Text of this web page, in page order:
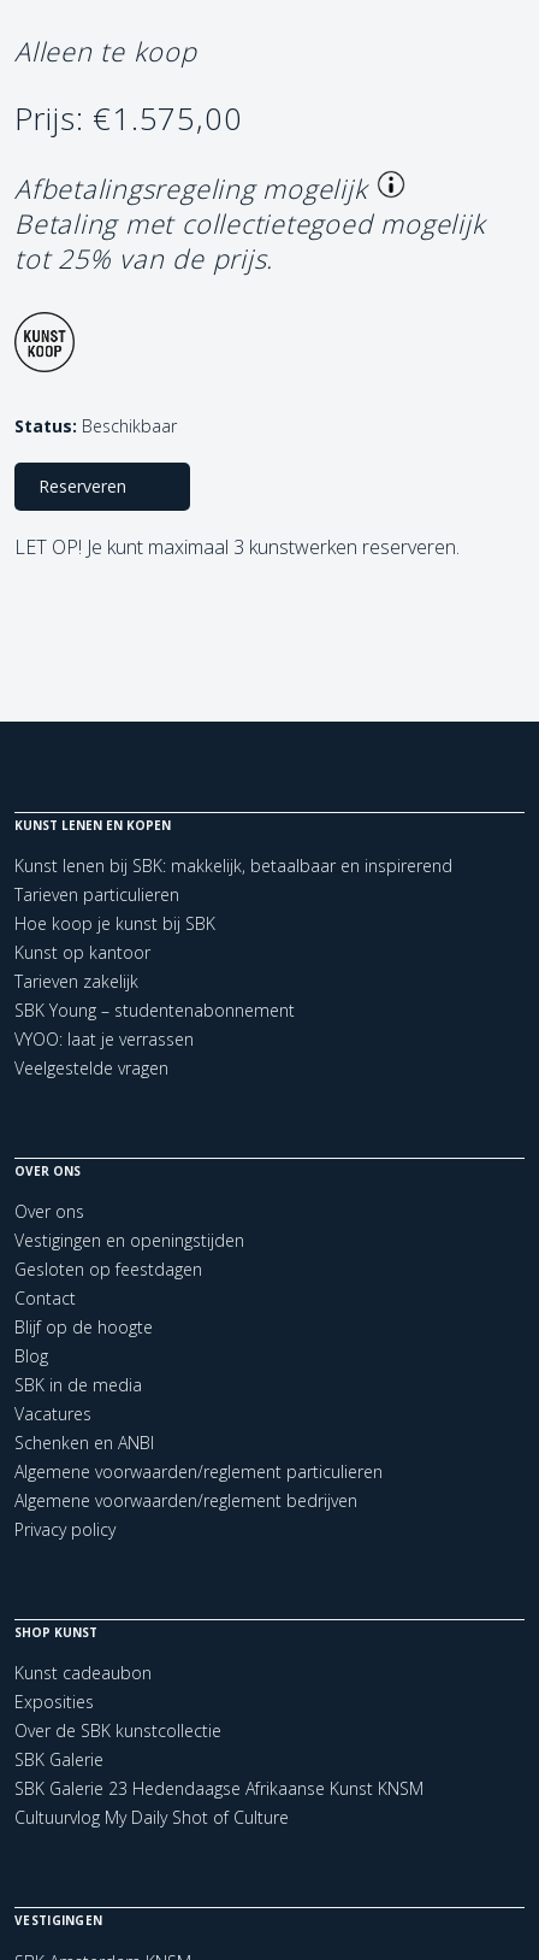
Alleen te koop
Prijs: €1.575,00
Afbetalingsregeling mogelijk
Betaling met collectietegoed mogelijk
tot 25% van de prijs.
Status: Beschikbaar
Reserveren
LET OP! Je kunt maximaal 3 kunstwerken reserveren.
KUNST LENEN EN KOPEN
Kunst lenen bij SBK: makkelijk, betaalbaar en inspirerend
Tarieven particulieren
Hoe koop je kunst bij SBK
Kunst op kantoor
Tarieven zakelijk
SBK Young – studentenabonnement
VYOO: laat je verrassen
Veelgestelde vragen
OVER ONS
Over ons
Vestigingen en openingstijden
Gesloten op feestdagen
Contact
Blijf op de hoogte
Blog
SBK in de media
Vacatures
Schenken en ANBI
Algemene voorwaarden/reglement particulieren
Algemene voorwaarden/reglement bedrijven
Privacy policy
SHOP KUNST
Kunst cadeaubon
Exposities
Over de SBK kunstcollectie
SBK Galerie
SBK Galerie 23 Hedendaagse Afrikaanse Kunst KNSM
Cultuurvlog My Daily Shot of Culture
VESTIGINGEN